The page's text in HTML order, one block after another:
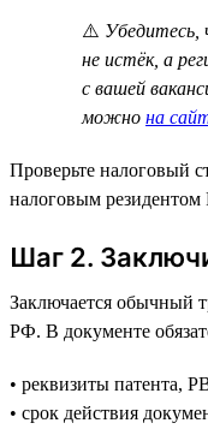
⚠️ Убедитесь,
не истёк, а
с вашей
можно на
Проверьте налоговый
налоговым
Шаг 2.
Заключается обычный
РФ. В документе
• реквизиты
• срок действия